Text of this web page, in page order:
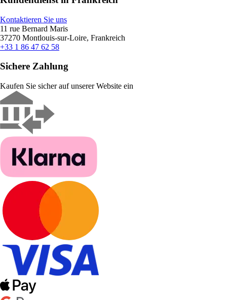
Kontaktieren Sie uns
11 rue Bernard Maris
37270 Montlouis-sur-Loire, Frankreich
+33 1 86 47 62 58
Sichere Zahlung
Kaufen Sie sicher auf unserer Website ein